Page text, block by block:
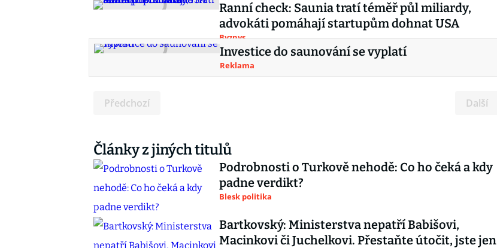
Ranní check: Saunia tratí téměř půl miliardy,
advokáti pomáhají startupům dohnat USA
Byznys
Investice do saunování se vyplatí
Reklama
Předchozí Další
Články z jiných titulů
Podrobnosti o Turkově nehodě: Co ho čeká a kdy
padne verdikt?
Blesk politika
Bartkovský: Ministerstva nepatří Babišovi,
Macinkovi či Juchelkovi. Přestaňte útočit, jste jen